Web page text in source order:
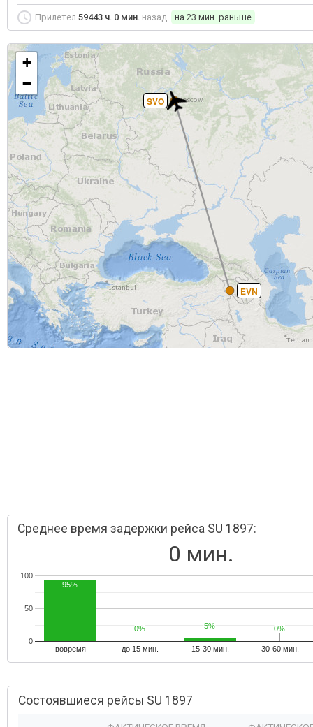
Прилетел 59443 ч. 0 мин. назад на 23 мин. раньше
EVN
SVO
+
−
Среднее время задержки рейса SU 1897:
0 мин.
вовремя до 15 мин. 15-30 мин. 30-60 мин.
0
50
100
95%
0%
0% 5%
5% 0%
0%
Состоявшиеся рейсы SU 1897